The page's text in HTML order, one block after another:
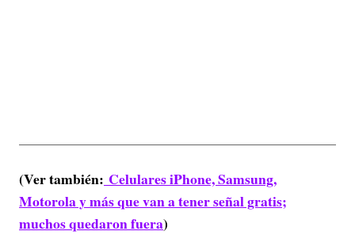
(Ver también: Celulares iPhone, Samsung,
Motorola y más que van a tener señal gratis;
muchos quedaron fuera)